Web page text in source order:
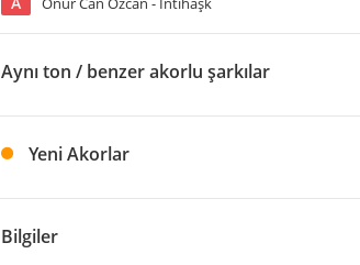
Aynı ton / benzer akorlu şarkılar
Yeni Akorlar
Bilgiler